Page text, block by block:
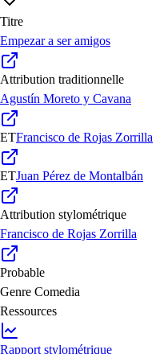
Titre
Empezar a ser amigos
Attribution traditionnelle
Agustín Moreto y Cavana
ETFrancisco de Rojas Zorrilla
ETJuan Pérez de Montalbán
Attribution stylométrique
Francisco de Rojas Zorrilla
Probable
Genre Comedia
Ressources
Rapport stylométrique